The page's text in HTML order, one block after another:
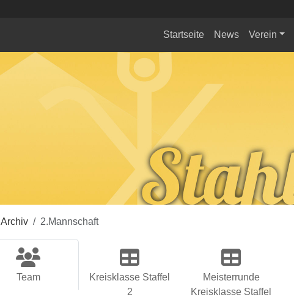
Startseite News Verein
Archiv 2.Mannschaft
Team
Kreisklasse Staffel
2
Meisterrunde
Kreisklasse Staffel